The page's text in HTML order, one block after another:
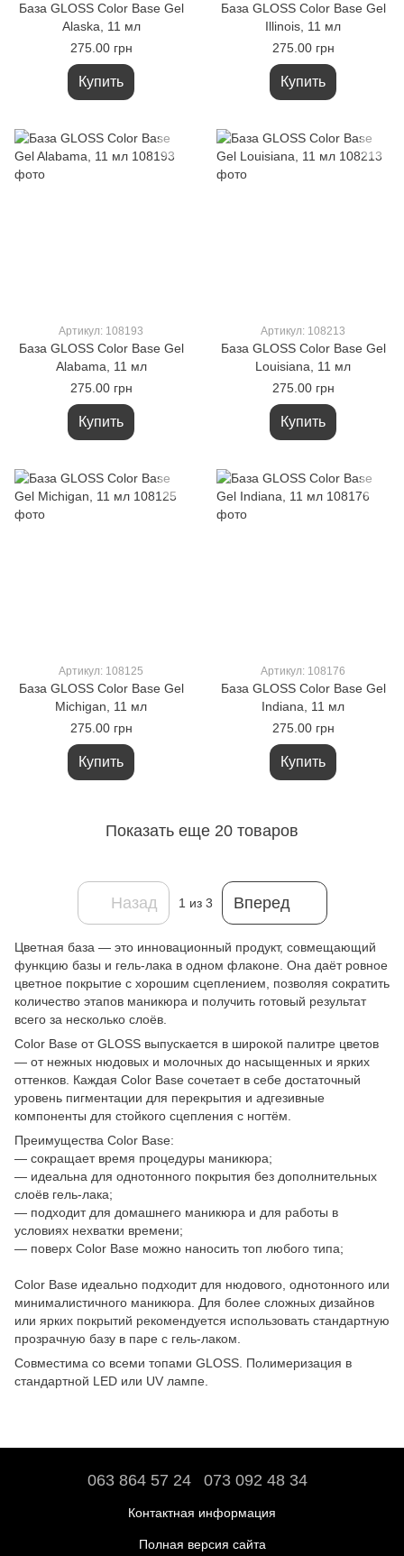
База GLOSS Color Base Gel
Alaska, 11 мл
275.00 грн
Купить
База GLOSS Color Base Gel
Illinois, 11 мл
275.00 грн
Купить
Артикул: 108193
База GLOSS Color Base Gel
Alabama, 11 мл
275.00 грн
Купить
Артикул: 108213
База GLOSS Color Base Gel
Louisiana, 11 мл
275.00 грн
Купить
Артикул: 108125
База GLOSS Color Base Gel
Michigan, 11 мл
275.00 грн
Купить
Артикул: 108176
База GLOSS Color Base Gel
Indiana, 11 мл
275.00 грн
Купить
Показать еще 20 товаров
Назад 1 из 3 Вперед
Цветная база — это инновационный продукт, совмещающий
функцию базы и гель-лака в одном флаконе. Она даёт ровное
цветное покрытие с хорошим сцеплением, позволяя сократить
количество этапов маникюра и получить готовый результат
всего за несколько слоёв.
Color Base от GLOSS выпускается в широкой палитре цветов
— от нежных нюдовых и молочных до насыщенных и ярких
оттенков. Каждая Color Base сочетает в себе достаточный
уровень пигментации для перекрытия и адгезивные
компоненты для стойкого сцепления с ногтём.
Преимущества Color Base:
— сокращает время процедуры маникюра;
— идеальна для однотонного покрытия без дополнительных
слоёв гель-лака;
— подходит для домашнего маникюра и для работы в
условиях нехватки времени;
— поверх Color Base можно наносить топ любого типа;
Color Base идеально подходит для нюдового, однотонного или
минималистичного маникюра. Для более сложных дизайнов
или ярких покрытий рекомендуется использовать стандартную
прозрачную базу в паре с гель-лаком.
Совместима со всеми топами GLOSS. Полимеризация в
стандартной LED или UV лампе.
063 864 57 24 073 092 48 34
Контактная информация
Полная версия сайта